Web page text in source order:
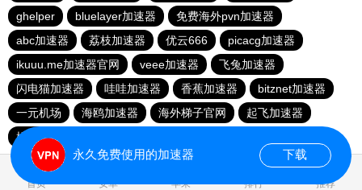
ghelper
bluelayer加速器
免费海外pvn加速器
abc加速器
荔枝加速器 优云666
picacg加速器
ikuuu.me加速器官网
veee加速器
飞兔加速器
闪电猫加速器
哇哇加速器 香蕉加速器
bitznet加速器
一元机场
海鸥加速器 海外梯子官网
起飞加速器
橘子加速器
首页 安卓 苹果 排行 推荐
永久免费使用的加速器 下载
0.059521s